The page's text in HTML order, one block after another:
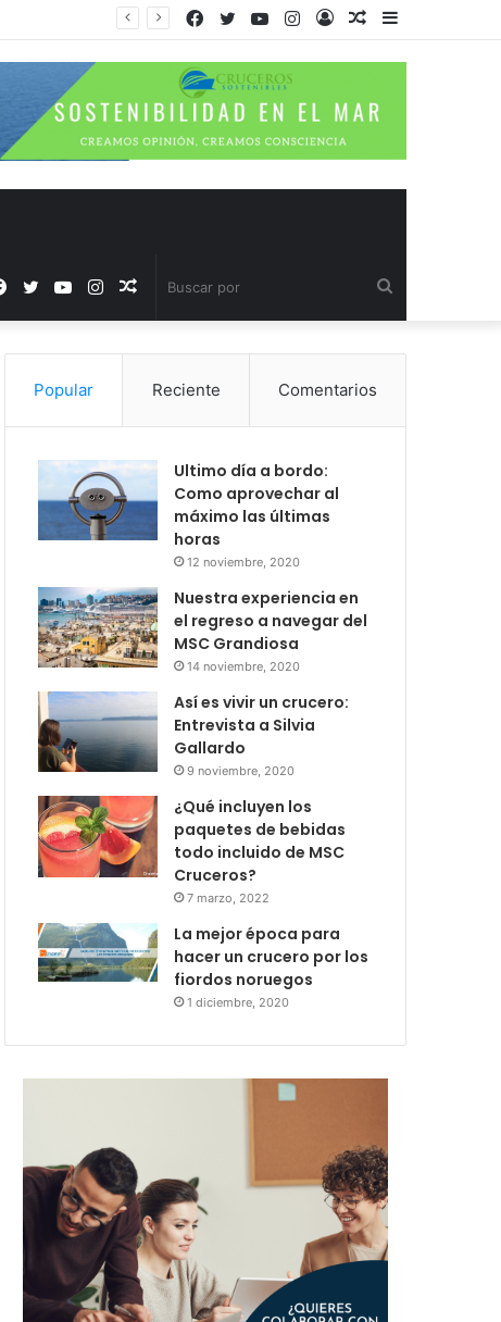
Barra
Publicación
Acceso
Instagram
YouTube
Twitter
Facebook
por
Publicación
al
Instagram
YouTube
Twitter
Facebook
Popular Reciente Comentarios
Ultimo día a bordo:
Como aprovechar al
máximo las últimas
horas
12 noviembre, 2020
Nuestra experiencia en
el regreso a navegar del
MSC Grandiosa
14 noviembre, 2020
Así es vivir un crucero:
Entrevista a Silvia
Gallardo
9 noviembre, 2020
¿Qué incluyen los
paquetes de bebidas
todo incluido de MSC
Cruceros?
7 marzo, 2022
La mejor época para
hacer un crucero por los
fiordos noruegos
1 diciembre, 2020